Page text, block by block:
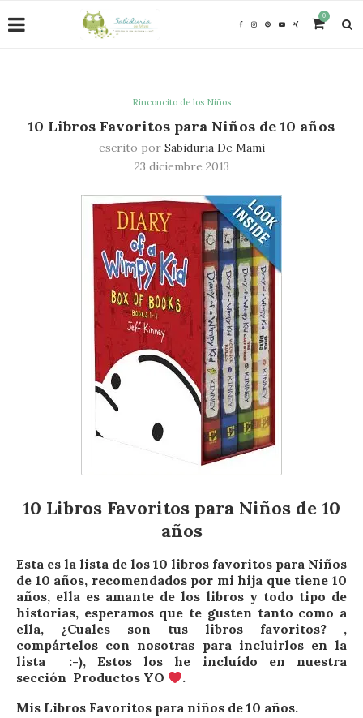
0
Rinconcito de los Niños
10 Libros Favoritos para Niños de 10 años
escrito por Sabiduria De Mami
23 diciembre 2013
10 Libros Favoritos para Niños de 10
años
Esta es la lista de los 10 libros favoritos para Niños
de 10 años, recomendados por mi hija que tiene 10
años, ella es amante de los libros y todo tipo de
historias, esperamos que te gusten tanto como a
ella, ¿Cuales son tus libros favoritos? ,
compártelos con nosotras para incluirlos en la
lista :-), Estos los he incluído en nuestra
sección Productos YO
.
Mis Libros Favoritos para niños de 10 años.